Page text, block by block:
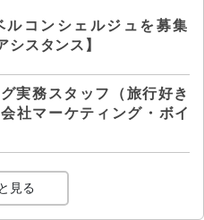
ルコンシェルジュを募集
シスタンス】
実務スタッフ（旅行好き
社マーケティング・ボイ
見る